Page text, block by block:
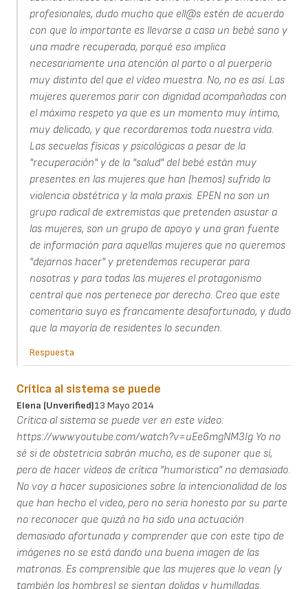
profesionales, dudo mucho que ell@s estén de acuerdo
con que lo importante es llevarse a casa un bebé sano y
una madre recuperada, porqué eso implica
necesariamente una atención al parto o al puerperio
muy distinto del que el vídeo muestra. No, no es así. Las
mujeres queremos parir con dignidad acompañadas con
el máximo respeto ya que es un momento muy íntimo,
muy delicado, y que recordaremos toda nuestra vida.
Las secuelas físicas y psicológicas a pesar de la
"recuperación" y de la "salud" del bebé están muy
presentes en las mujeres que han (hemos) sufrido la
violencia obstétrica y la mala praxis. EPEN no son un
grupo radical de extremistas que pretenden asustar a
las mujeres, son un grupo de apoyo y una gran fuente
de información para aquellas mujeres que no queremos
"dejarnos hacer" y pretendemos recuperar para
nosotras y para todas las mujeres el protagonismo
central que nos pertenece por derecho. Creo que este
comentario suyo es francamente desafortunado, y dudo
que la mayoría de residentes lo secunden.
Respuesta
Crítica al sistema se puede
Elena (unverified)13 Mayo 2014
Crítica al sistema se puede ver en este vídeo:
https://www.youtube.com/watch?v=uEe6mgNM3Ig Yo no
sé si de obstetricia sabrán mucho, es de suponer que sí,
pero de hacer vídeos de crítica "humoristica" no demasiado.
No voy a hacer suposiciones sobre la intencionalidad de los
que han hecho el video, pero no seria honesto por su parte
no reconocer que quizá no ha sido una actuación
demasiado afortunada y comprender que con este tipo de
imágenes no se está dando una buena imagen de las
matronas. Es comprensible que las mujeres que lo vean (y
también los hombres) se sientan dolidas y humilladas.